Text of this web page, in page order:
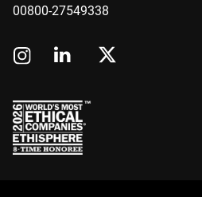
00800-27549338